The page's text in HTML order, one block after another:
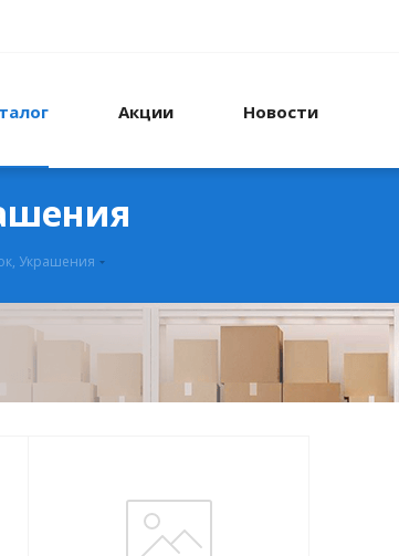
Акции Новости
Украшения